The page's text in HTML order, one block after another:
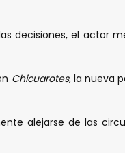
decisiones, el actor
Chicuarotes,la nueva
alejarse de las